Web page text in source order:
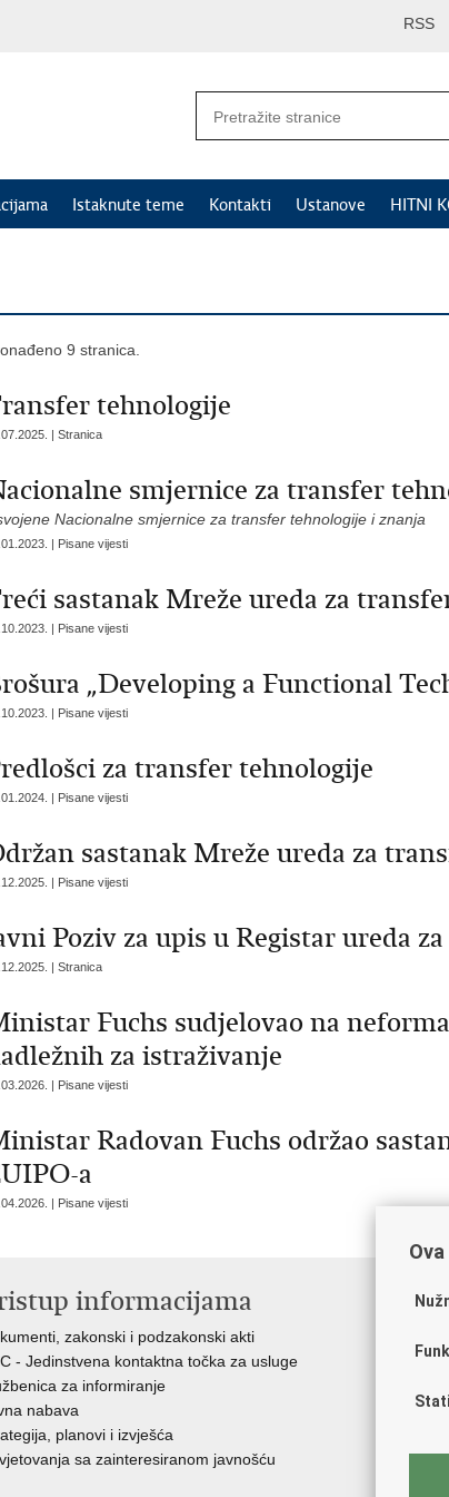
RSS
Istaknute teme Kontakti Ustanove HITNI
9 stranica.
tehnologije
| Stranica
smjernice za transfer
Nacionalne smjernice za transfer tehnologije i znanja
| Pisane vijesti
sastanak Mreže ureda za
| Pisane vijesti
„Developing a Functional
| Pisane vijesti
za transfer tehnologije
| Pisane vijesti
sastanak Mreže ureda za
| Pisane vijesti
Poziv za upis u Registar ureda
| Stranica
Fuchs sudjelovao na
za istraživanje
| Pisane vijesti
Radovan Fuchs održao
a
| Pisane vijesti
informacijama
zakonski i podzakonski akti
- Jedinstvena kontaktna točka za usluge
za informiranje
nabava
planovi i izvješća
sa zainteresiranom javnošću